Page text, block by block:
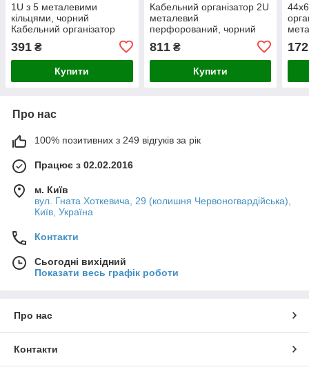
1U з 5 металевими
кільцями, чорний
Кабельний організатор
391 ₴
Купити
Кабельний організатор 2U
металевий
перфорований, чорний
811₴
Купити
172
Про нас
100% позитивних з 249 відгуків за рік
Працює з 02.02.2016
м. Київ
вул. Гната Хоткевича, 29 (колишня Червоногвардійська),
Київ, Україна
Контакти
Сьогодні вихідний
Показати весь графік роботи
Про нас
Контакти